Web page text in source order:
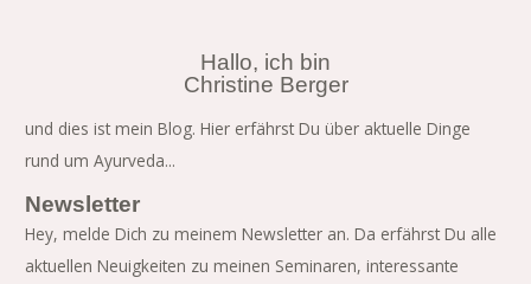
Hallo, ich bin
Christine Berger
und dies ist mein Blog. Hier erfährst Du über aktuelle Dinge
rund um Ayurveda...
Newsletter
Hey, melde Dich zu meinem Newsletter an. Da erfährst Du alle
aktuellen Neuigkeiten zu meinen Seminaren, interessante